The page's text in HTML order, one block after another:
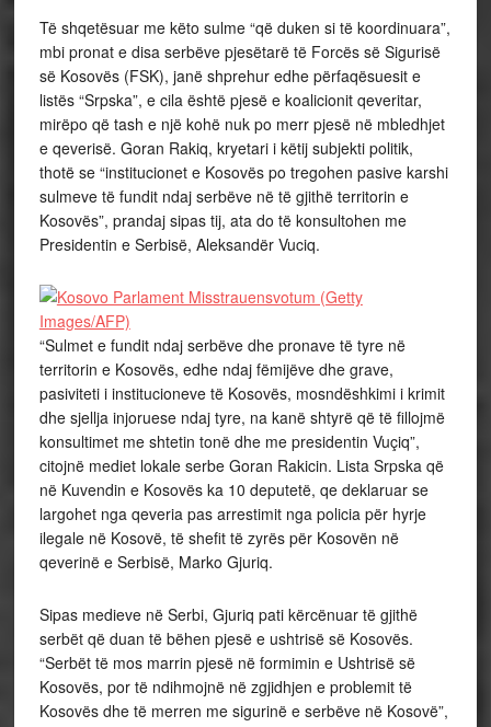
Të shqetësuar me këto sulme “që duken si të koordinuara”,
mbi pronat e disa serbëve pjesëtarë të Forcës së Sigurisë
së Kosovës (FSK), janë shprehur edhe përfaqësuesit e
listës “Srpska”, e cila është pjesë e koalicionit qeveritar,
mirëpo që tash e një kohë nuk po merr pjesë në mbledhjet
e qeverisë. Goran Rakiq, kryetari i këtij subjekti politik,
thotë se “institucionet e Kosovës po tregohen pasive karshi
sulmeve të fundit ndaj serbëve në të gjithë territorin e
Kosovës”, prandaj sipas tij, ata do të konsultohen me
Presidentin e Serbisë, Aleksandër Vuciq.
“Sulmet e fundit ndaj serbëve dhe pronave të tyre në
territorin e Kosovës, edhe ndaj fëmijëve dhe grave,
pasiviteti i institucioneve të Kosovës, mosndëshkimi i krimit
dhe sjellja injoruese ndaj tyre, na kanë shtyrë që të fillojmë
konsultimet me shtetin tonë dhe me presidentin Vuçiq”,
citojnë mediet lokale serbe Goran Rakicin. Lista Srpska që
në Kuvendin e Kosovës ka 10 deputetë, qe deklaruar se
largohet nga qeveria pas arrestimit nga policia për hyrje
ilegale në Kosovë, të shefit të zyrës për Kosovën në
qeverinë e Serbisë, Marko Gjuriq.
Sipas medieve në Serbi, Gjuriq pati kërcënuar të gjithë
serbët që duan të bëhen pjesë e ushtrisë së Kosovës.
“Serbët të mos marrin pjesë në formimin e Ushtrisë së
Kosovës, por të ndihmojnë në zgjidhjen e problemit të
Kosovës dhe të merren me sigurinë e serbëve në Kosovë”,